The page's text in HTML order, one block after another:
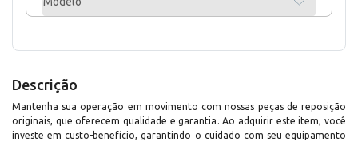
Descrição
Mantenha sua operação em movimento com nossas peças de reposição
originais, que oferecem qualidade e garantia. Ao adquirir este item, você
investe em custo-benefício, garantindo o cuidado com seu equipamento